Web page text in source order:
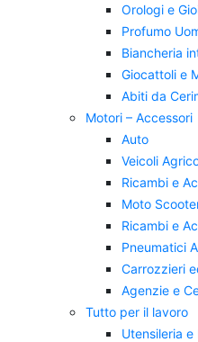
Orologi e
Profumo
Biancheria
Giocattoli e
Abiti da
Motori – Accessori
Auto
Veicoli
Ricambi e
Moto
Ricambi e
Pneumatici
Carrozzieri
Agenzie e
Tutto per il lavoro
Utensileria e